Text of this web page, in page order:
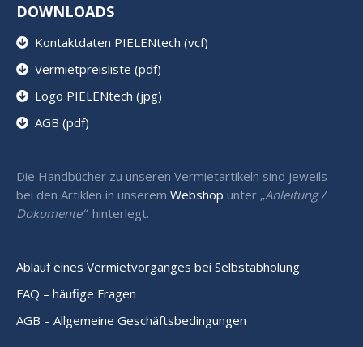
DOWNLOADS
Kontaktdaten PIELENtech (vcf)
Vermietpreisliste (pdf)
Logo PIELENtech (jpg)
AGB (pdf)
Die Handbücher zu unseren Vermietartikeln sind jeweils
bei den Artiklen in unserem Webshop unter „Anleitung /
Dokumente“ hinterlegt.
Ablauf eines Vermietvorganges bei Selbstabholung
FAQ – häufige Fragen
AGB – Allgemeine Geschäftsbedingungen